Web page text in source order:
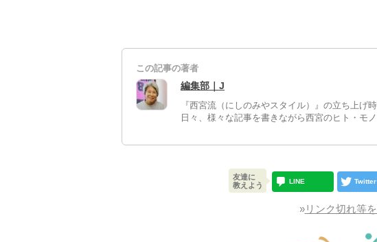
この記事の著者
編集部｜J
『西宮流（にしのみやスタイル）』の立ち上げ
日々、様々な記事を書きながら西宮のヒト・モ
友達に
教えよう
LINE Twitter
»リンク切れ等